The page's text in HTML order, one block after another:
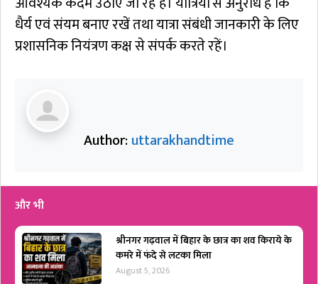
धैर्य एवं संयम बनाए रखें तथा यात्रा संबंधी जानकारी के लिए
प्रशासनिक नियंत्रण कक्ष से संपर्क करते रहें।
Author:uttarakhandtime
और भी
श्रीनगर गढ़वाल में बिहार के छात्र का शव किराये के
कमरे में फंदे से लटका मिला
August 5, 2026